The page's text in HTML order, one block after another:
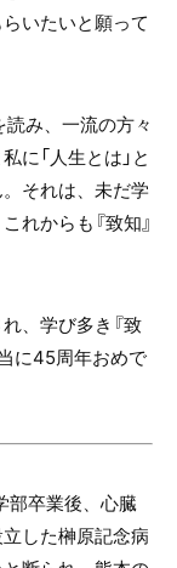
いたいと願って
読み、一流の方々
「人生とは」と
それは、未だ学
れからも『致知』
、学び多き『致
に45周年おめで
部卒業後、心臓
した榊原記念病